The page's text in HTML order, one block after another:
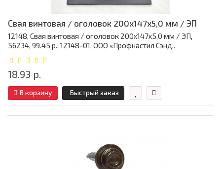
Свая винтовая / оголовок 200x147x5,0 мм / ЭП
12148, Свая винтовая / оголовок 200x147x5,0 мм / ЭП,
56234, 99.45 р., 12148-01, ООО «Профнастил Сэнд..
18.93 р.
В корзину Быстрый заказ